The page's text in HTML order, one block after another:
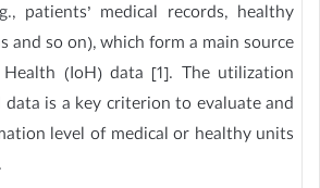
patients’ medical records, healthy
so on), which form a main source
(IoH) data [1]. The utilization
data is a key criterion to evaluate and
level of medical or healthy units